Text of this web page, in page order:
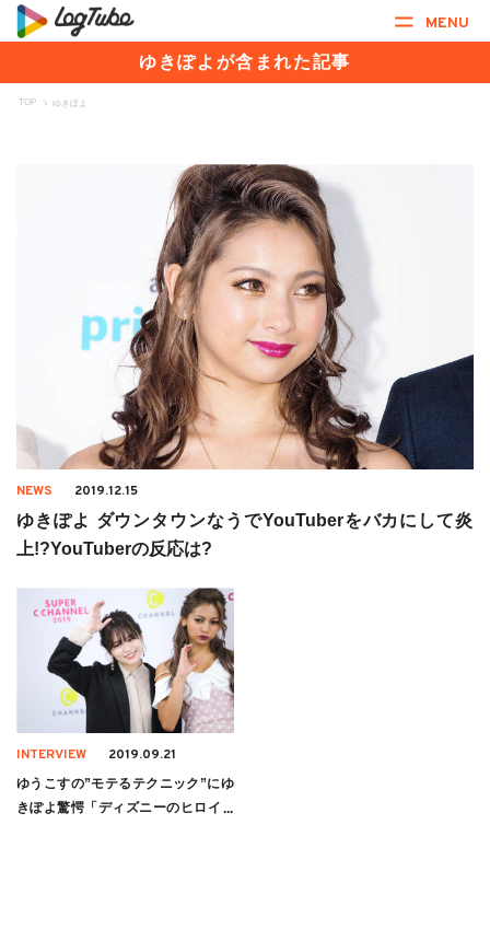
MENU
ゆきぽよが含まれた記事
TOP > ゆきぽよ
NEWS 2019.12.15
ゆきぽよ ダウンタウンなうでYouTuberをバカにして炎
上!?YouTuberの反応は?
INTERVIEW 2019.09.21
ゆうこすの”モテるテクニック”にゆ
きぽよ驚愕「ディズニーのヒロイン